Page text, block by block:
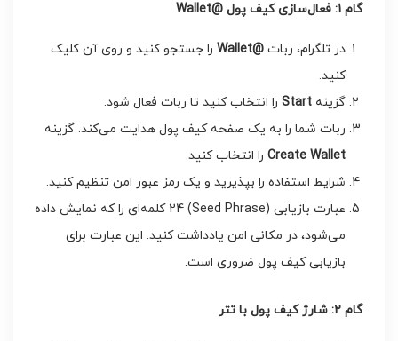
گام 1: فعال‌سازی کیف پول @Wallet
در تلگرام، ربات @Wallet
را جستجو کنید و روی آن کلیک
کنید.
گزینه Start را انتخاب کنید تا ربات فعال شود.
ربات شما را به یک صفحه کیف پول هدایت می‌کند. گزینه
Create Wallet را انتخاب کنید.
شرایط استفاده را بپذیرید و یک رمز عبور امن تنظیم کنید.
عبارت بازیابی (Seed Phrase) 24 کلمه‌ای را که نمایش داده
می‌شود، در مکانی امن یادداشت کنید. این عبارت برای
بازیابی کیف پول ضروری است.
گام 2: شارژ کیف پول با تتر